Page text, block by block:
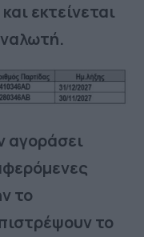
εκτείνεται
αγοράσει
το
το